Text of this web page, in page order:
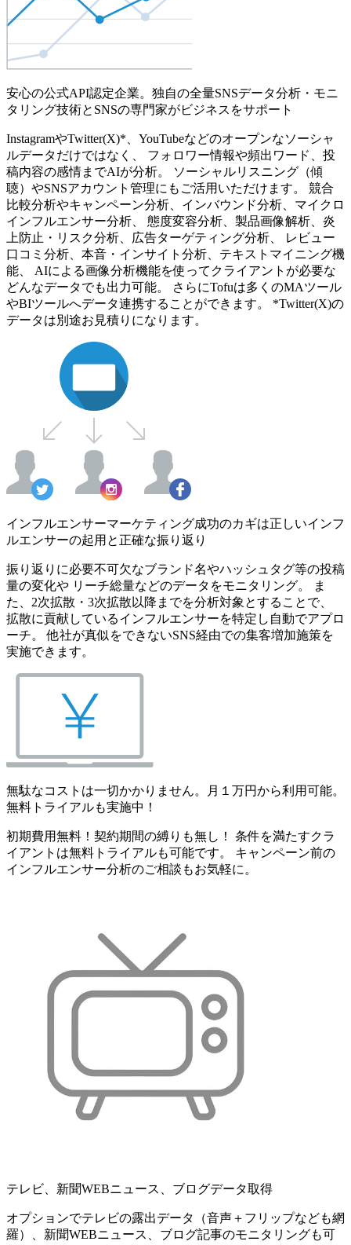
安心の公式API認定企業。独自の全量SNSデータ分析・モニ
タリング技術とSNSの専門家がビジネスをサポート
InstagramやTwitter(X)*、YouTubeなどのオープンなソーシャ
ルデータだけではなく、 フォロワー情報や頻出ワード、投
稿内容の感情までAIが分析。 ソーシャルリスニング（傾
聴）やSNSアカウント管理にもご活用いただけます。 競合
比較分析やキャンペーン分析、インバウンド分析、マイクロ
インフルエンサー分析、 態度変容分析、製品画像解析、炎
上防止・リスク分析、広告ターゲティング分析、 レビュー
口コミ分析、本音・インサイト分析、テキストマイニング機
能、 AIによる画像分析機能を使ってクライアントが必要な
どんなデータでも出力可能。 さらにTofuは多くのMAツール
やBIツールへデータ連携することができます。 *Twitter(X)の
データは別途お見積りになります。
インフルエンサーマーケティング成功のカギは正しいインフ
ルエンサーの起用と正確な振り返り
振り返りに必要不可欠なブランド名やハッシュタグ等の投稿
量の変化や リーチ総量などのデータをモニタリング。 ま
た、2次拡散・3次拡散以降までを分析対象とすることで、
拡散に貢献しているインフルエンサーを特定し自動でアプロ
ーチ。 他社が真似をできないSNS経由での集客増加施策を
実施できます。
無駄なコストは一切かかりません。月１万円から利用可能。
無料トライアルも実施中！
初期費用無料！契約期間の縛りも無し！ 条件を満たすクラ
イアントは無料トライアルも可能です。 キャンペーン前の
インフルエンサー分析のご相談もお気軽に。
テレビ、新聞WEBニュース、ブログデータ取得
オプションでテレビの露出データ（音声＋フリップなども網
羅）、新聞WEBニュース、ブログ記事のモニタリングも可